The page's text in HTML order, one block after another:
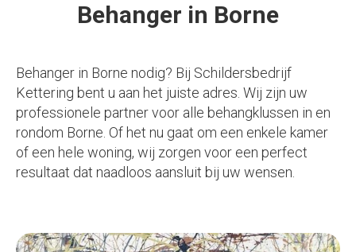
Behanger in Borne
Behanger in Borne nodig? Bij Schildersbedrijf
Kettering bent u aan het juiste adres. Wij zijn uw
professionele partner voor alle behangklussen in en
rondom Borne. Of het nu gaat om een enkele kamer
of een hele woning, wij zorgen voor een perfect
resultaat dat naadloos aansluit bij uw wensen.